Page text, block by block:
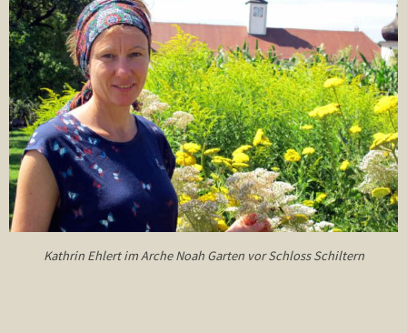
Kathrin Ehlert im Arche Noah Garten vor Schloss Schiltern